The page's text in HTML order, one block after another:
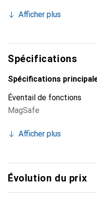
l'accessoire chic et
haute qualité, la marque
une clientèle exigeante.
Afficher plus
Spécifications
Spécifications
Éventail de fonctions
MagSafe
Afficher plus
Évolution du prix